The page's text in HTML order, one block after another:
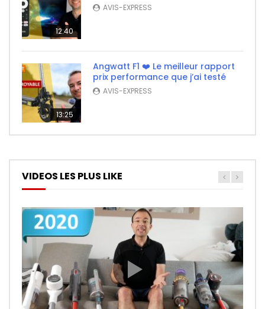
12:40
AVIS-EXPRESS
13:25
Angwatt F1 ❤️ Le meilleur rapport
prix performance que j’ai testé
AVIS-EXPRESS
VIDEOS LES PLUS LIKE